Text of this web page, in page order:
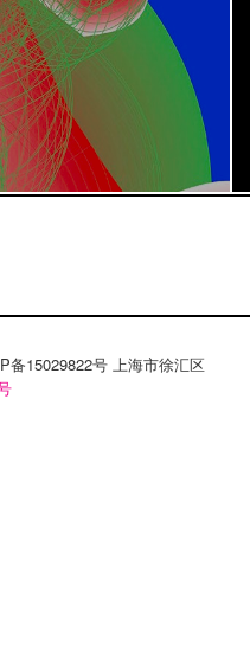
15029822号 上海市徐汇区